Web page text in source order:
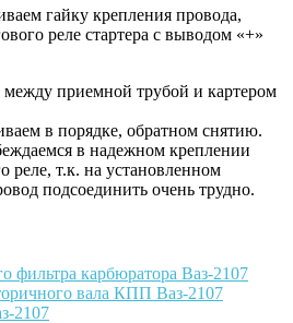
гайку крепления провода,
реле стартера с выводом «+»
приемной трубой и картером
в порядке, обратном снятию.
в надежном креплении
реле, т.к. на установленном
подсоединить очень трудно.
фильтра карбюратора Ваз-2107
вала КПП Ваз-2107
2107